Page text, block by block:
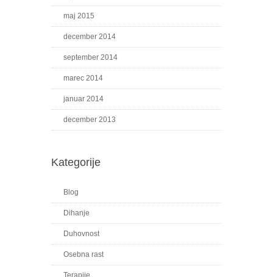
maj 2015
december 2014
september 2014
marec 2014
januar 2014
december 2013
Kategorije
Blog
Dihanje
Duhovnost
Osebna rast
Terapije